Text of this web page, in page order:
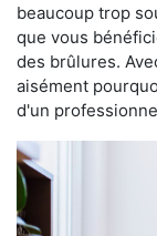
beaucoup trop
que vous
des brûlures.
aisément
d'un